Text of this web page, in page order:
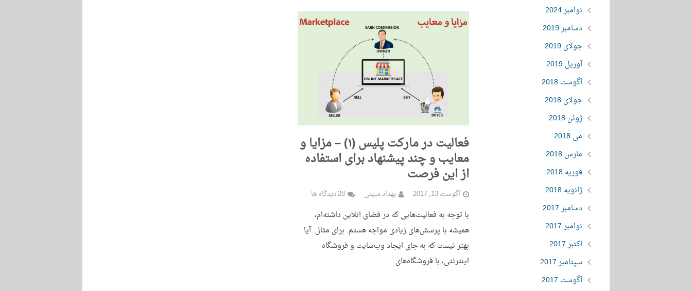
فعالیت در مارکت پلیس (۱) – مزایا و
معایب و چند پیشنهاد برای استفاده
از این فرصت
آگوست 13, 2017 بهداد مبینی 28 دیدگاه ها
با توجه به فعالیت‌هایی که در فضای آنلاین داشته‌ام،
همیشه با پرسش‌های زیادی مواجه هستم. برای مثال: آیا
بهتر نیست که به جای ایجاد وب‌سایت و فروشگاه
اینترنتی، با فروشگاه‌های…
نوامبر 2024
دسامبر 2019
جولای 2019
آوریل 2019
آگوست 2018
جولای 2018
ژوئن 2018
می 2018
مارس 2018
فوریه 2018
ژانویه 2018
دسامبر 2017
نوامبر 2017
اکتبر 2017
سپتامبر 2017
آگوست 2017